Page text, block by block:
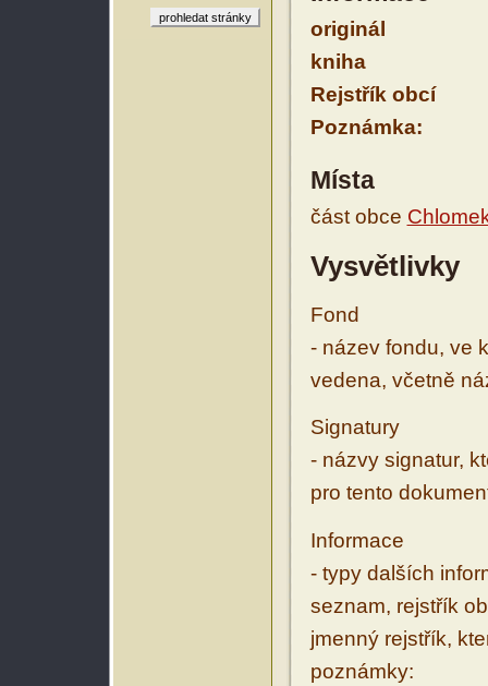
originál
kniha
Rejstřík obcí
Poznámka:
Místa
část obce
Vysvětlivky
Fond
- název fondu, ve
vedena, včetně
Signatury
- názvy signatur,
pro tento
Informace
- typy dalších
seznam, rejstřík
jmenný rejstřík,
poznámky: